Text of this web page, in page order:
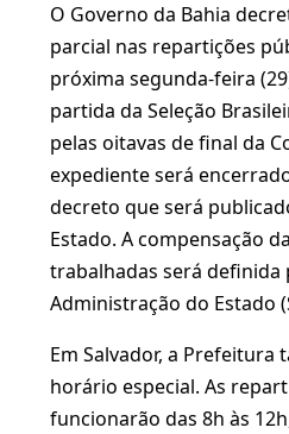
O Governo da Bahia
parcial nas repartições
próxima segunda-feira
partida da Seleção
pelas oitavas de final da
expediente será
decreto que será
Estado. A compensação
trabalhadas será definida
Administração do Estado
Em Salvador, a Prefeitura
horário especial. As
funcionarão das 8h às